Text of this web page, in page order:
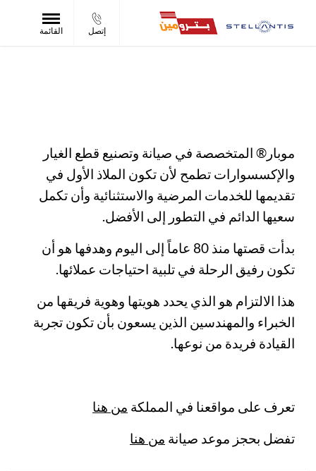
إتصل القائمة
موبار® المتخصصة في صيانة وتصنيع قطع الغيار
والإكسسوارات تطمح لأن تكون الملاذ الأول في
تقديمها للخدمات المرضية والاستثنائية وأن تكمل
سعيها الدائم في التطور إلى الأفضل.
بدأت قصتها منذ 80 عاماً إلى اليوم وهدفها هو أن
تكون رفيق الرحلة في تلبية احتياجات عملائها.
هذا الالتزام هو الذي يحدد هويتها وهوية فريقها من
الخبراء والمهندسين الذين يسعون بأن تكون تجربة
القيادة فريدة من نوعها.
تعرف على مواقعنا في المملكة من هنا
تفضل بحجز موعد صيانة من هنا